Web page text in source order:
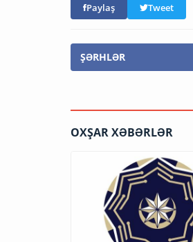
Paylaş Tweet
ŞƏRHLƏR
OXŞAR XƏBƏRLƏR